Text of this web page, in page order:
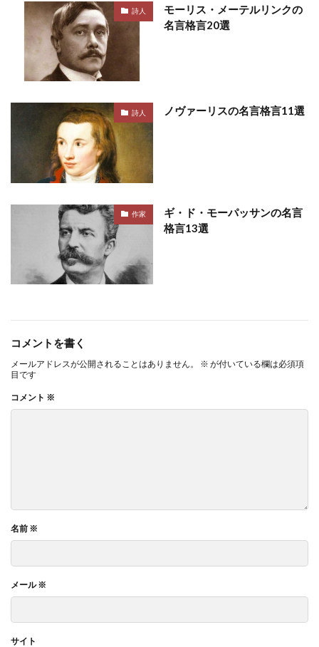
詩人
モーリス・メーテルリンクの
名言格言20選
詩人 ノヴァーリスの名言格言11選
作家
ギ・ド・モーパッサンの名言
格言13選
コメントを書く
メールアドレスが公開されることはありません。 ※ が付いている欄は必須項
目です
コメント ※
名前 ※
メール※
サイト